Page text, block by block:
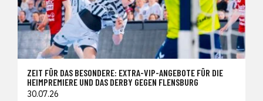
ZEIT FÜR DAS BESONDERE: EXTRA-VIP-ANGEBOTE FÜR DIE
HEIMPREMIERE UND DAS DERBY GEGEN FLENSBURG
30.07.26